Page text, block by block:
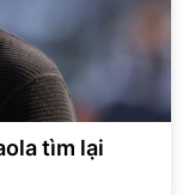
tìm lại